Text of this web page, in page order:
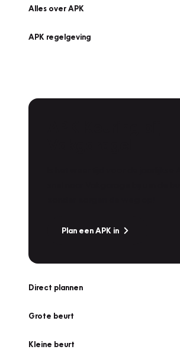
Alles over APK
APK regelgeving
Plan een APK in
Direct plannen
Grote beurt
Kleine beurt